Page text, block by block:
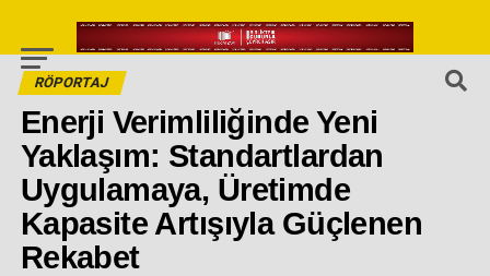
RÖPORTAJ
Enerji Verimliliğinde Yeni
Yaklaşım: Standartlardan
Uygulamaya, Üretimde
Kapasite Artışıyla Güçlenen
Rekabet